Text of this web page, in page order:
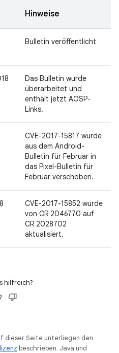
Hinweise
Bulletin veröffentlicht
Das Bulletin wurde
überarbeitet und
enthält jetzt AOSP-
Links.
CVE-2017-15817 wurde
aus dem Android-
Bulletin für Februar in
das Pixel-Bulletin für
Februar verschoben.
CVE-2017-15852 wurde
von CR 2046770 auf
CR 2028702
aktualisiert.
hilfreich?
dieser Seite unterliegen den
beschrieben. Java und